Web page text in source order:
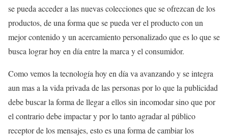
se pueda acceder a las nuevas colecciones que se ofrezcan de los
productos, de una forma que se pueda ver el producto con un
mejor contenido y un acercamiento personalizado que es lo que se
busca lograr hoy en día entre la marca y el consumidor.
Como vemos la tecnología hoy en día va avanzando y se integra
aun mas a la vida privada de las personas por lo que la publicidad
debe buscar la forma de llegar a ellos sin incomodar sino que por
el contrario debe impactar y por lo tanto agradar al público
receptor de los mensajes, esto es una forma de cambiar los